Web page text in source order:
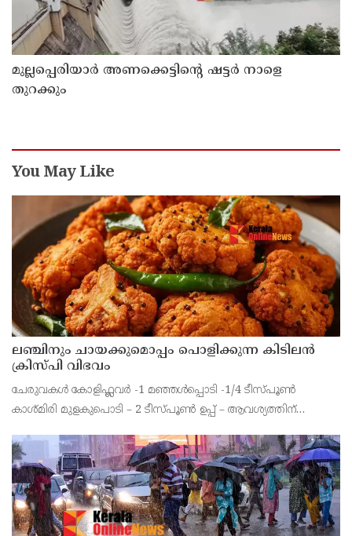
മുല്ലപ്പെരിയാർ അണക്കെട്ടിൻ്റെ ഷട്ടർ നാളെ
തുറക്കും
You May Like
ലഞ്ചിനും ചായക്കുമൊപ്പം പൊളിക്കുന്ന കിടിലൻ
ക്രിസ്പി വിഭവം
ചേരുവകൾ കോളിഫ്ലവർ -1 മഞ്ഞൾപ്പൊടി -1/4 ടീസ്പൂൺ
കാശ്മിരി മുളകുപൊടി – 2 ടീസ്പൂൺ ഉപ്പ് – ആവശ്യത്തിന്
ആവശ്യത്തിന് തയാറാക്കുന്ന വിധം ഒരു കോളിഫ്ലവർ ചെറുതായി